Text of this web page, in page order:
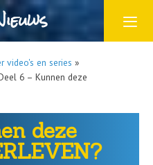
video's en series »
6 – Kunnen deze
deze